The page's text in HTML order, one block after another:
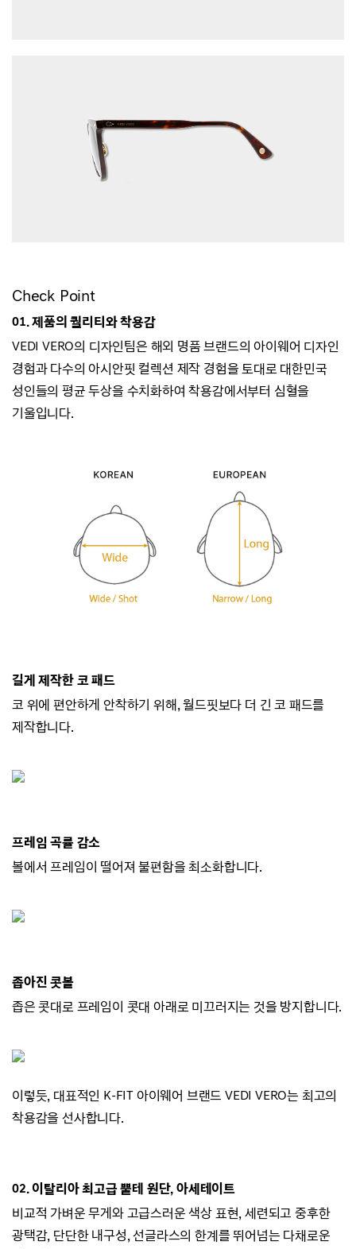
Check Point
01. 제품의 퀄리티와 착용감
VEDI VERO의 디자인팀은 해외 명품 브랜드의 아이웨어 디자인
경험과 다수의 아시안핏 컬렉션 제작 경험을 토대로 대한민국
성인들의 평균 두상을 수치화하여착용감에서부터 심혈을
기울입니다.
길게 제작한 코 패드
코 위에 편안하게 안착하기 위해, 월드핏보다 더 긴 코 패드를
제작합니다.
프레임 곡률 감소
볼에서 프레임이 떨어져 불편함을 최소화합니다.
좁아진 콧볼
좁은 콧대로 프레임이 콧대 아래로 미끄러지는 것을 방지합니다.
이렇듯, 대표적인 K-FIT 아이웨어 브랜드VEDI VERO는 최고의
착용감을 선사합니다.
02. 이탈리아 최고급 뿔테 원단, 아세테이트
비교적 가벼운 무게와 고급스러운 색상 표현, 세련되고 중후한
광택감, 단단한 내구성, 선글라스의 한계를 뛰어넘는 다채로운